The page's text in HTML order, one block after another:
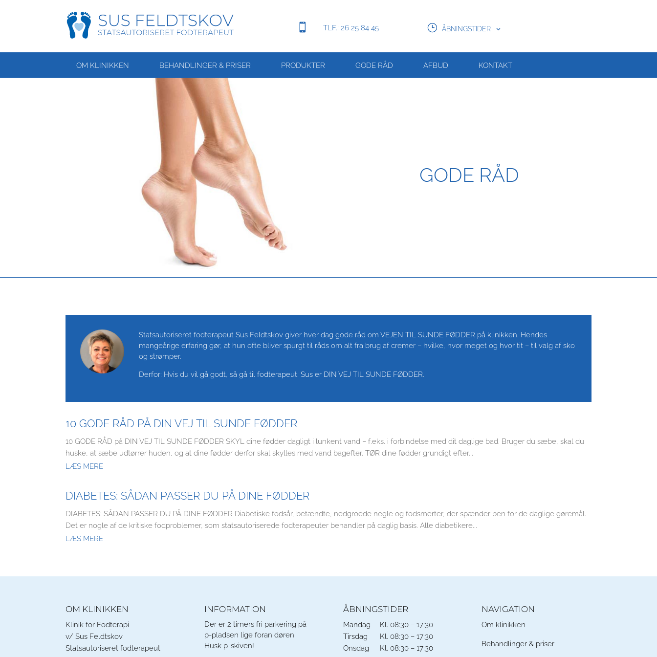
 TLF.: 26 25 84 45 ÅBNINGSTIDER
OM KLINIKKEN BEHANDLINGER & PRISER PRODUKTER GODE RÅD AFBUD KONTAKT
GODE RÅD
Statsautoriseret fodterapeut Sus Feldtskov giver hver dag gode råd om VEJEN TIL SUNDE FØDDER på klinikken. Hendes
mangeårige erfaring gør, at hun ofte bliver spurgt til råds om alt fra brug af cremer – hvilke, hvor meget og hvor tit – til valg af sko
og strømper.
Derfor: Hvis du vil gå godt, så gå til fodterapeut. Sus er DIN VEJ TIL SUNDE FØDDER.
10 GODE RÅD PÅ DIN VEJ TIL SUNDE FØDDER
10 GODE RÅD på DIN VEJ TIL SUNDE FØDDER SKYL dine fødder dagligt i lunkent vand – f.eks. i forbindelse med dit daglige bad. Bruger du sæbe, skal du
huske, at sæbe udtørrer huden, og at dine fødder derfor skal skylles med vand bagefter. TØR dine fødder grundigt efter...
LÆS MERE
DIABETES: SÅDAN PASSER DU PÅ DINE FØDDER
DIABETES: SÅDAN PASSER DU PÅ DINE FØDDER Diabetiske fodsår, betændte, nedgroede negle og fodsmerter, der spænder ben for de daglige gøremål.
Det er nogle af de kritiske fodproblemer, som statsautoriserede fodterapeuter behandler på daglig basis. Alle diabetikere...
LÆS MERE
OM KLINIKKEN
Klinik for Fodterapi
v/ Sus Feldtskov
Statsautoriseret fodterapeut
INFORMATION
Der er 2 timers fri parkering på
p-pladsen lige foran døren.
Husk p-skiven!
ÅBNINGSTIDER
Mandag
Kl. 08:30 – 17:30
Tirsdag
Kl. 08:30 – 17:30
Onsdag
Kl. 08:30 – 17:30
NAVIGATION
Om klinikken
Behandlinger & priser